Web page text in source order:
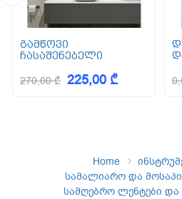
გამწოვი
ჩასაშენებელი
270,00 ₾ 225,00 ₾
Home
სამალიარო და
სამღებრო ლენტები